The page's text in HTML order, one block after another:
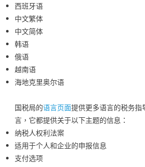
西班牙语
中文繁体
中文简体
韩语
俄语
越南语
海地克里奥尔语
国税局的语言页面提供更多语言的税务
言，它都提供关于以下主题的信息：
纳税人权利法案
适用于个人和企业的申报信息
支付选项